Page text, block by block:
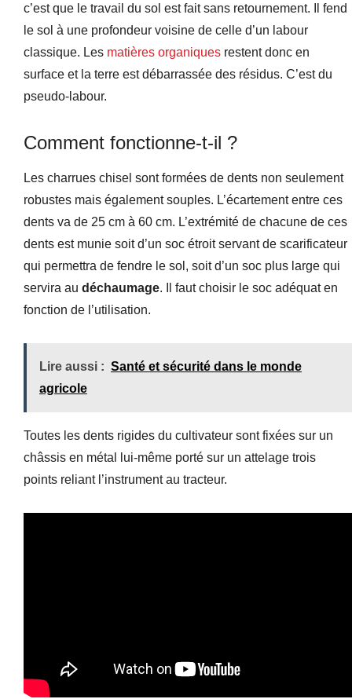
c’est que le travail du sol est fait sans retournement. Il fend
le sol à une profondeur voisine de celle d’un labour
classique. Les matières organiques restent donc en
surface et la terre est débarrassée des résidus. C’est du
pseudo-labour.
Comment fonctionne-t-il ?
Les charrues chisel sont formées de dents non seulement
robustes mais également souples. L’écartement entre ces
dents va de 25 cm à 60 cm. L’extrémité de chacune de ces
dents est munie soit d’un soc étroit servant de scarificateur
qui permettra de fendre le sol, soit d’un soc plus large qui
servira au déchaumage. Il faut choisir le soc adéquat en
fonction de l’utilisation.
Lire aussi : Santé et sécurité dans le monde
agricole
Toutes les dents rigides du cultivateur sont fixées sur un
châssis en métal lui-même porté sur un attelage trois
points reliant l’instrument au tracteur.